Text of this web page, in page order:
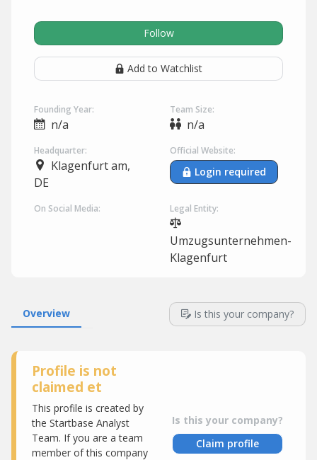
Follow
Add to Watchlist
Founding Year:
n/a
Team Size:
n/a
Headquarter:
Klagenfurt am,
DE
Official Website:
Login required
On Social Media: Legal Entity:
Umzugsunternehmen-
Klagenfurt
Overview Is this your company?
Profile is not
claimed et
This profile is created by
the Startbase Analyst
Team. If you are a team
member of this company
Is this your company?
Claim profile